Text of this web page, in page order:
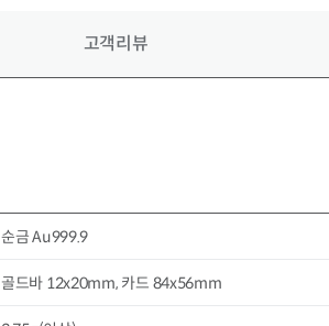
고객리뷰
순금 Au999.9
골드바 12x20mm, 카드 84x56mm